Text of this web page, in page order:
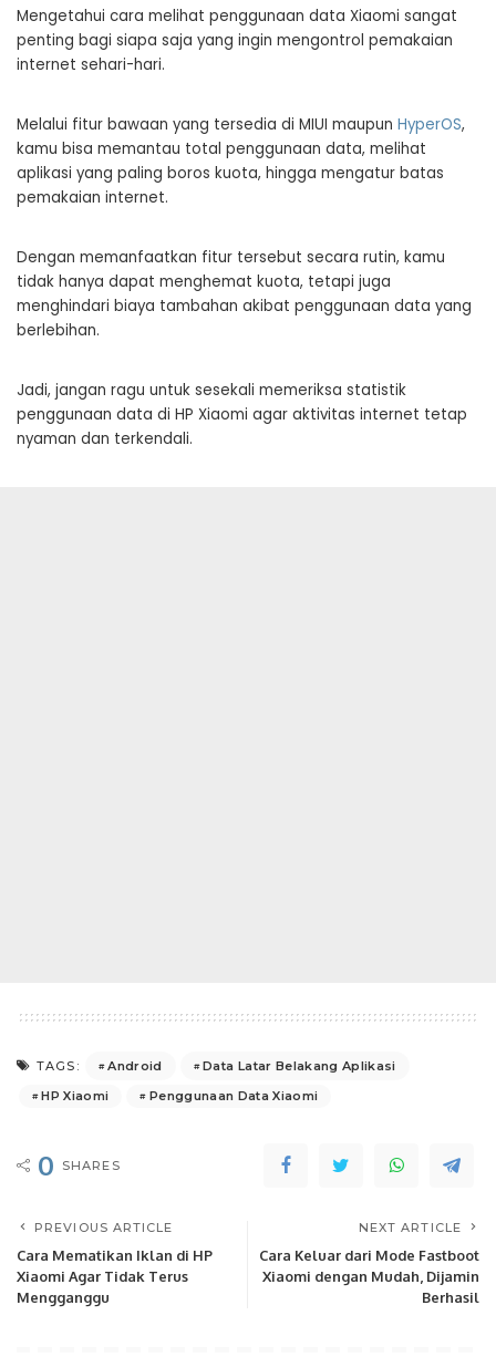
Mengetahui cara melihat penggunaan data Xiaomi sangat
penting bagi siapa saja yang ingin mengontrol pemakaian
internet sehari-hari.
Melalui fitur bawaan yang tersedia di MIUI maupun HyperOS,
kamu bisa memantau total penggunaan data, melihat
aplikasi yang paling boros kuota, hingga mengatur batas
pemakaian internet.
Dengan memanfaatkan fitur tersebut secara rutin, kamu
tidak hanya dapat menghemat kuota, tetapi juga
menghindari biaya tambahan akibat penggunaan data yang
berlebihan.
Jadi, jangan ragu untuk sesekali memeriksa statistik
penggunaan data di HP Xiaomi agar aktivitas internet tetap
nyaman dan terkendali.
TAGS: Android
Data Latar Belakang Aplikasi
HP Xiaomi
Penggunaan Data Xiaomi
0 SHARES
PREVIOUS ARTICLE
Cara Mematikan Iklan di HP
Xiaomi Agar Tidak Terus
Mengganggu
NEXT ARTICLE
Cara Keluar dari Mode Fastboot
Xiaomi dengan Mudah, Dijamin
Berhasil